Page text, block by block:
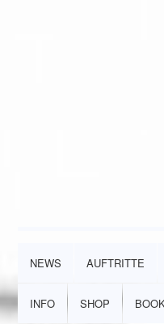
NEWS AUFTRITTE
INFO SHOP